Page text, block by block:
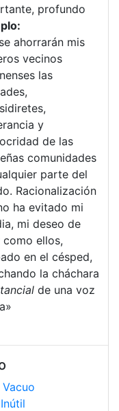
profundo
ahorrarán mis
vecinos
las
y
de las
comunidades
parte del
Racionalización
ha evitado mi
mi deseo de
como ellos,
en el césped,
la cháchara
de una voz